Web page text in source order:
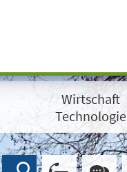
Wirtschaft
Technologie